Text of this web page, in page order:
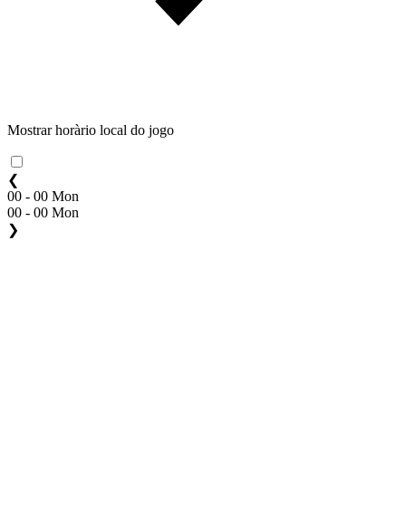
Mostrar horàrio local do jogo
❮
00 - 00 Mon
00 - 00 Mon
❯